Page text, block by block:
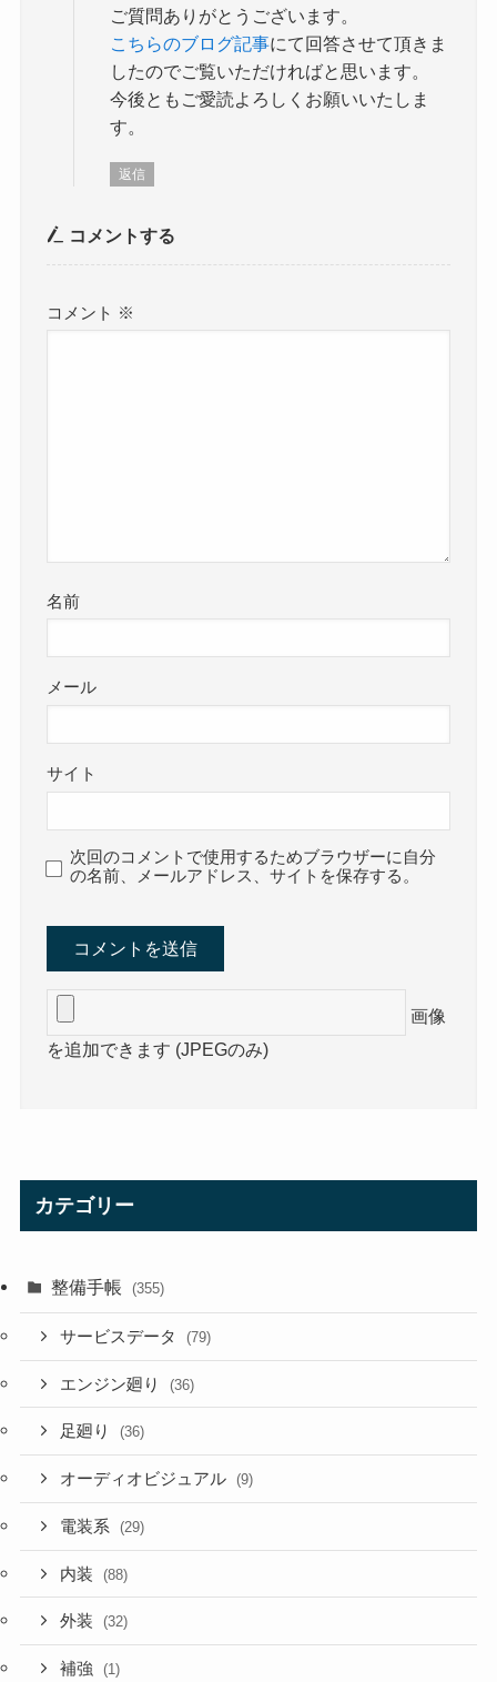
ご質問ありがとうございます。
こちらのブログ記事にて回答させて頂きま
したのでご覧いただければと思います。
今後ともご愛読よろしくお願いいたしま
す。
返信
コメントする
コメント ※
名前
メール
サイト
次回のコメントで使用するためブラウザーに自分
の名前、メールアドレス、サイトを保存する。
画像
を追加できます (JPEGのみ)
カテゴリー
整備手帳 (355)
サービスデータ (79)
エンジン廻り (36)
足廻り (36)
オーディオビジュアル (9)
電装系 (29)
内装 (88)
外装 (32)
補強 (1)